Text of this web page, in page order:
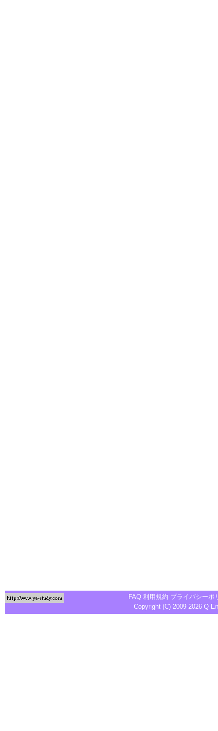
FAQ 利用規約 プライバシーポ
Copyright (C) 2009-2026 Q-